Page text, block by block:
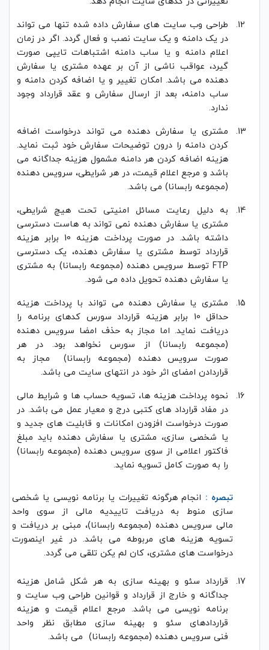
طراحی وب سایت های سفارش داده شده تنها می تواند
در یک دامنه و یک سایت نصب و فعال گردد. اگر در زمان
اعلام دامنه و یا ساب دامنه اشتباهات تایپی صورت
گیرد، عواقب ناشی از آن بر عهده مشتری یا سفارش
دهنده می باشد. امکان تغییر و یا اضافه کردن دامنه و
ساب دامنه، بعد از ارسال سفارش و عقد قرارداد وجود
ندارد.
مشتری یا سفارش دهنده می تواند درخواست اضافه
کردن دامنه را درون توضیحات سفارش خود ثبت نماید.
هزینه اضافه کردن هر دامنه مشمول هزینه جداگانه می
باشد و مرجع اعلام قیمت، در هر شرایطی، سرویس دهنده
(مجموعه رابسانا) می باشد.
به دلیل رعایت مسائل امنیتی تحت هیچ شرایطی،
مشتری یا سفارش دهنده نمی تواند به هاست دسترسی
داشته باشد. در صورت پرداخت هزینه 10 برابر هزینه
قرارداد توسط مشتری یا سفارش دهنده، یک دسترسی
FTP توسط سرویس دهنده (مجموعه رابسانا) به مشتری
یا سفارش دهنده تحویل داده می شود.
مشتری یا سفارش دهنده می تواند با پرداخت هزینه
حداقل 10 برابر هزینه قرارداد سورس کدهای برنامه را
دریافت نماید. اما مجاز به حذف امضا سرویس دهنده
(مجموعه رابسانا) از سورس نخواهد بود. در هر
صورت سرویس دهنده (مجموعه رابسانا) مجاز به
قراردادن امضای اثر خود در انتهای سایت می باشد.
نحوه پرداخت هزینه ها، تسویه حساب ها و شرایط مالی
در مفاد قرارداد های کتبی درج و معیار عمل می باشد. در
صورت درخواست افزودن امکانات و قابلیت های جدید و
یا شخصی سازی، مشتری یا سفارش دهنده باید مبلغ
فاکتور اعلامی از سوی سرویس دهنده (مجموعه رابسانا)
را به صورت کامل تسویه نماید.
تبصره : انجام هرگونه تغییرات یا برنامه نویسی یا شخصی
سازی منوط به دریافت تاییدیه مالی از سوی واحد
مالی سرویس دهنده (مجموعه رابسانا)، مبنی بر دریافت و
تسویه هزینه های مربوطه می باشد. در غیر اینصورت
درخواست های مشتری، کان لم یکن تلقی می گردد.
قرارداد سئو و بهینه سازی به هر شکل شامل هزینه
جداگانه و خارج از قرارداد و قوانین طراحی وب سایت و
برنامه نویسی می باشد. مرجع اعلام قیمت و هزینه
قراردادهای سئو و بهینه سازی مطابق نظر واحد
فنی سرویس دهنده (مجموعه رابسانا) می باشد.